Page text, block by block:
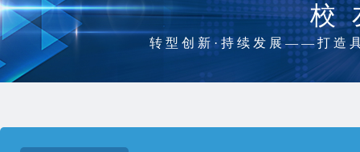
校
转型创新·持续发展——打造